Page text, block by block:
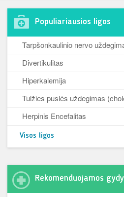
Populiariausios ligos
Tarpšonkaulinio nervo
Divertikulitas
Hiperkalemija
Tulžies puslės uždegimas
Herpinis Encefalitas
Visos ligos
Rekomenduojamos